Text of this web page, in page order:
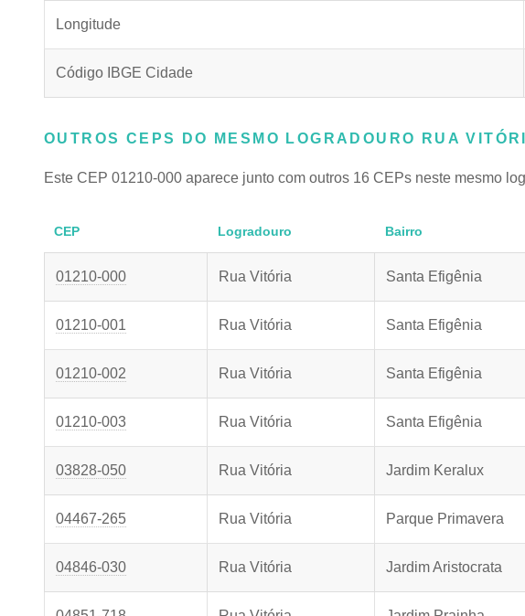
Longitude
Código IBGE Cidade
OUTROS CEPS DO MESMO LOGRADOURO RUA
Este CEP 01210-000 aparece junto com outros 16 CEPs neste mesmo
CEP Logradouro Bairro
01210-000 Rua Vitória Santa Efigênia
01210-001 Rua Vitória Santa Efigênia
01210-002 Rua Vitória Santa Efigênia
01210-003 Rua Vitória Santa Efigênia
03828-050 Rua Vitória Jardim Keralux
04467-265 Rua Vitória Parque Primavera
04846-030 Rua Vitória Jardim Aristocrata